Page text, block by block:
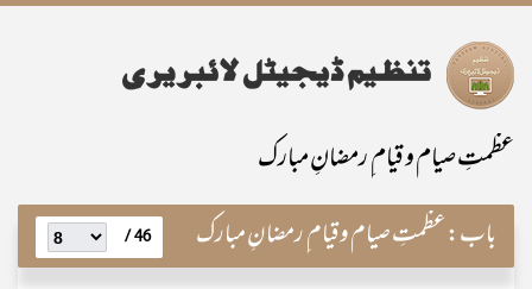
عظمتِ صیام و قیام ِ رمضانِ مبارک
باب:عظمتِ صیام و قیام ِ رمضانِ مبارک 46 /